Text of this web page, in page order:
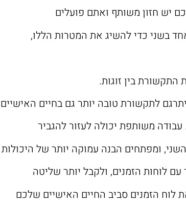
יש חזון משותף ואתם פועלים
בשני כדי להשיג את המטרות הללו,
בין זוגות.
לתקשורת טובה יותר גם בחיים
משותפת יכולה לעזור להגביר
ומפתחים הבנה עמוקה יותר של
עם לוחות הזמנים, ולקבל יותר שליטה
לוח הזמנים סביב החיים האישיים שלכם